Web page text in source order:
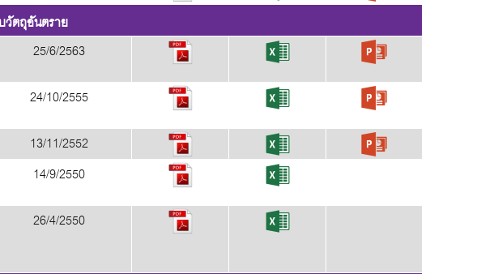
วัตถุอันตราย
25/6/2563
24/10/2555
13/11/2552
14/9/2550
26/4/2550